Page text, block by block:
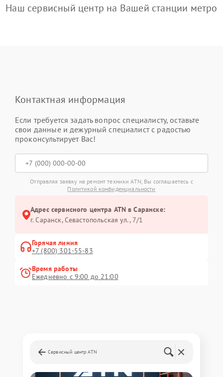
Наш сервисный центр на Вашей станции метро
Контактная информация
Если требуется задать вопрос специалисту, оставьте
свои данные и дежурный специалист с радостью
проконсультирует Вас!
Отправляя заявку на ремонт техники ATN, Вы соглашаетесь с
Политикой конфиденциальности
Адрес сервисного центра ATN в Саранске:
г. Саранск, Севастопольская ул., 7/1
Горячая линия
+7 (800) 301-55-83
Время работы
Ежедневно с 9:00 до 21:00
Сервисный центр ATN